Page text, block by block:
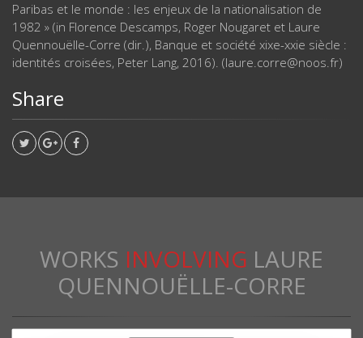
Paribas et le monde : les enjeux de la nationalisation de
1982 » (in Florence Descamps, Roger Nougaret et Laure
Quennouëlle-Corre (dir.), Banque et société xixe-xxie siècle :
identités croisées, Peter Lang, 2016). (laure.corre@noos.fr)
Share
WORKS INVOLVING LAURE
QUENNOUËLLE-CORRE